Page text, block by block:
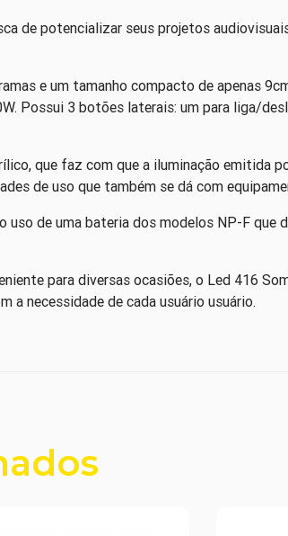
de potencializar seus projetos
e um tamanho compacto de apenas
Possui 3 botões laterais: um para liga/
que faz com que a iluminação emitida
de uso que também se dá com
de uma bateria dos modelos NP-F que
para diversas ocasiões, o Led 416
a necessidade de cada usuário usuário.